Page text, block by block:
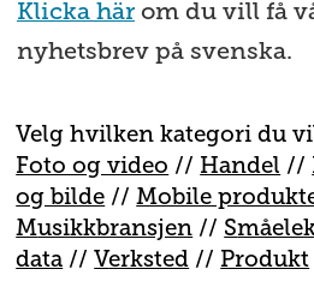
Klicka härom du vill få
nyhetsbrev på svenska.
Velg hvilken kategori du
Foto og video // Handel //
og bilde //Mobile
Musikkbransjen // S
data //Verksted // Produkt